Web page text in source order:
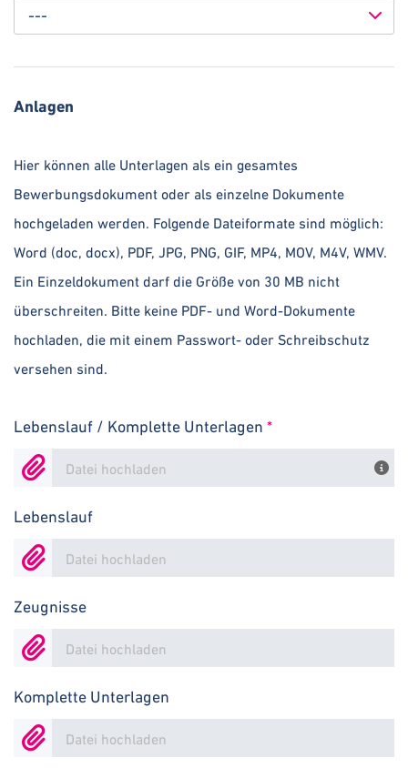
---
Anlagen
Hier können alle Unterlagen als ein gesamtes
Bewerbungsdokument oder als einzelne Dokumente
hochgeladen werden. Folgende Dateiformate sind möglich:
Word (doc, docx), PDF, JPG, PNG, GIF, MP4, MOV, M4V, WMV.
Ein Einzeldokument darf die Größe von 30 MB nicht
überschreiten. Bitte keine PDF- und Word-Dokumente
hochladen, die mit einem Passwort- oder Schreibschutz
versehen sind.
Lebenslauf / Komplette Unterlagen *
Datei hochladen
Lebenslauf
Datei hochladen
Zeugnisse
Datei hochladen
Komplette Unterlagen
Datei hochladen